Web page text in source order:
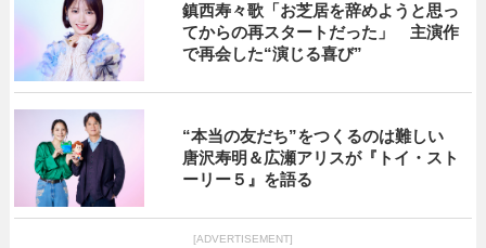
鎮西寿々歌「お芝居を辞めようと思っ
てからの再スタートだった」 主演作
で再会した“演じる喜び”
“本当の友だち”をつくるのは難しい
唐沢寿明＆広瀬アリスが『トイ・スト
ーリー５』を語る
[ADVERTISEMENT]